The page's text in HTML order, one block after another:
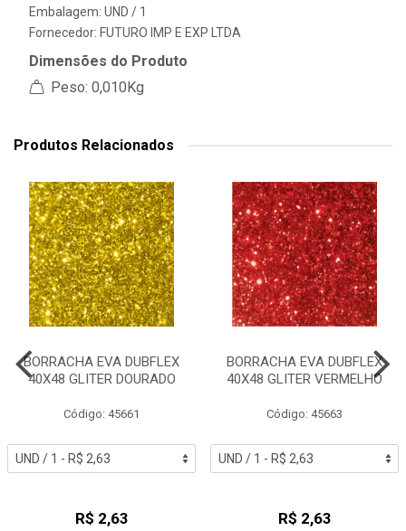
Embalagem: UND / 1
Fornecedor: FUTURO IMP E EXP LTDA
Dimensões do Produto
Peso: 0,010Kg
Produtos Relacionados
BORRACHA EVA DUBFLEX
40X48 GLITER DOURADO
Código: 45661
R$ 2,63
BORRACHA EVA DUBFLEX
40X48 GLITER VERMELHO
Código: 45663
R$ 2,63